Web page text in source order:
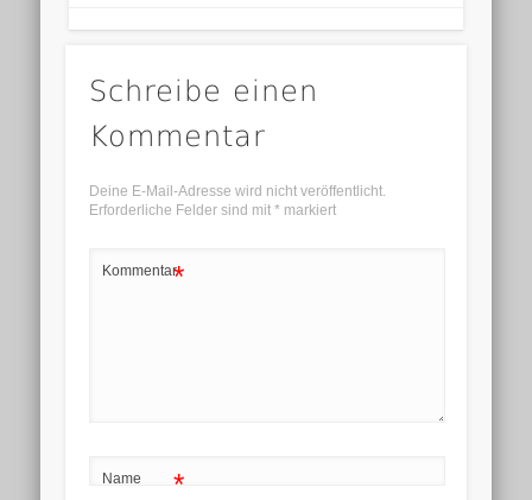
Schreibe einen
Kommentar
Deine E-Mail-Adresse wird nicht veröffentlicht.
Erforderliche Felder sind mit *markiert
Kommentar*
Name *